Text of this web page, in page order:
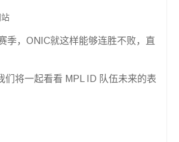
季，ONIC就这样能够连胜不败，直
们将一起看看 MPL ID 队伍未来的表